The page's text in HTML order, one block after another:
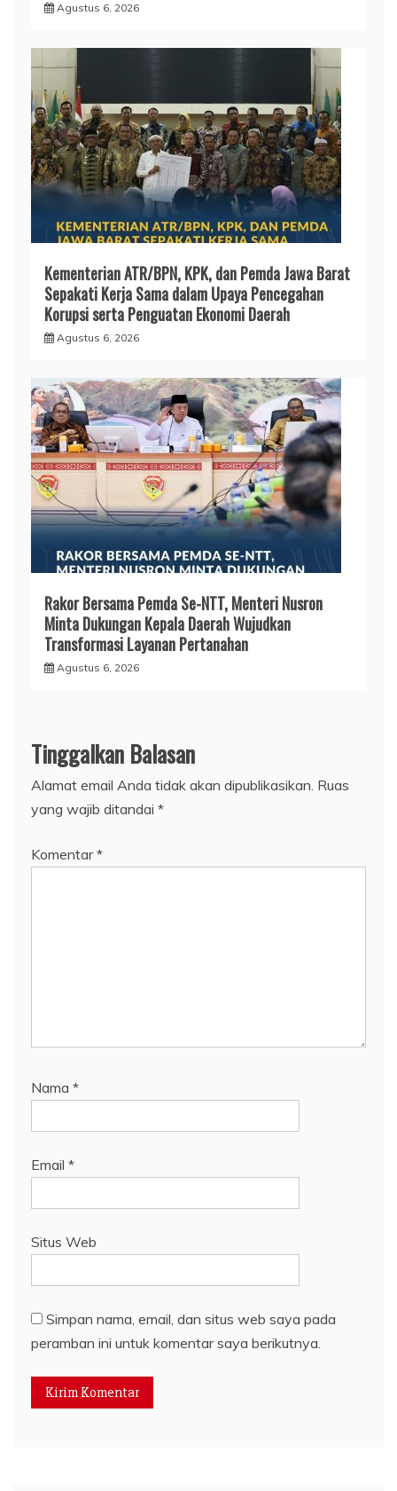
Agustus 6, 2026
Kementerian ATR/BPN, KPK, dan Pemda Jawa Barat
Sepakati Kerja Sama dalam Upaya Pencegahan
Korupsi serta Penguatan Ekonomi Daerah
Agustus 6, 2026
Rakor Bersama Pemda Se-NTT, Menteri Nusron
Minta Dukungan Kepala Daerah Wujudkan
Transformasi Layanan Pertanahan
Agustus 6, 2026
Tinggalkan Balasan
Alamat email Anda tidak akan dipublikasikan. Ruas
yang wajib ditandai *
Komentar*
Nama *
Email *
Situs Web
Simpan nama, email, dan situs web saya pada
peramban ini untuk komentar saya berikutnya.